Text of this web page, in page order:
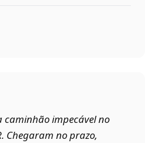
caminhão impecável no
Chegaram no prazo,